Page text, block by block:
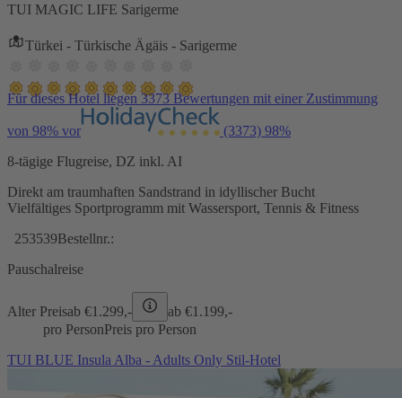
TUI MAGIC LIFE Sarigerme
Türkei - Türkische Ägäis - Sarigerme
Für dieses Hotel liegen 3373 Bewertungen mit einer Zustimmung
von 98% vor (3373) 98%
8-tägige Flugreise, DZ inkl. AI
Direkt am traumhaften Sandstrand in idyllischer Bucht
Vielfältiges Sportprogramm mit Wassersport, Tennis & Fitness
253539Bestellnr.:
Pauschalreise
Alter Preisab €1.299,- ab €1.199,-
pro PersonPreis pro Person
TUI BLUE Insula Alba - Adults Only Stil-Hotel